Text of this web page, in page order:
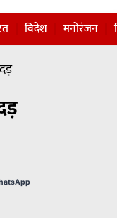
विदेश मनोरंजन